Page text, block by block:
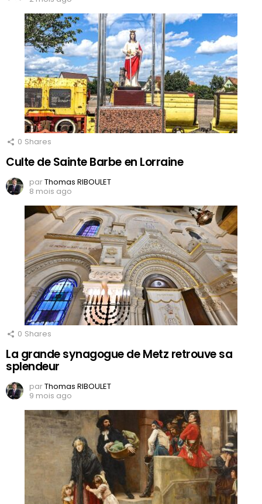
0 Shares
Culte de Sainte Barbe en Lorraine
parThomas RIBOULET
8 mois ago
0 Shares
La grande synagogue de Metz retrouve sa
splendeur
parThomas RIBOULET
9 mois ago